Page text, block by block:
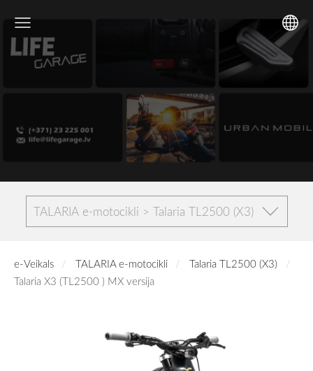
TALARIA e-motocikli > Talaria TL2500 (X3)
e-Veikals TALARIA e-motocikli
Talaria TL2500 (X3)
Talaria X3 (TL2500 ) MX versija